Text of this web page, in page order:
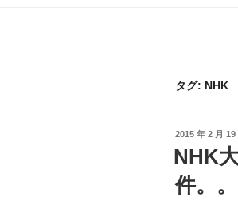
タグ: NHK
投
日:
2015 年 2 月 19
NHK
件。。